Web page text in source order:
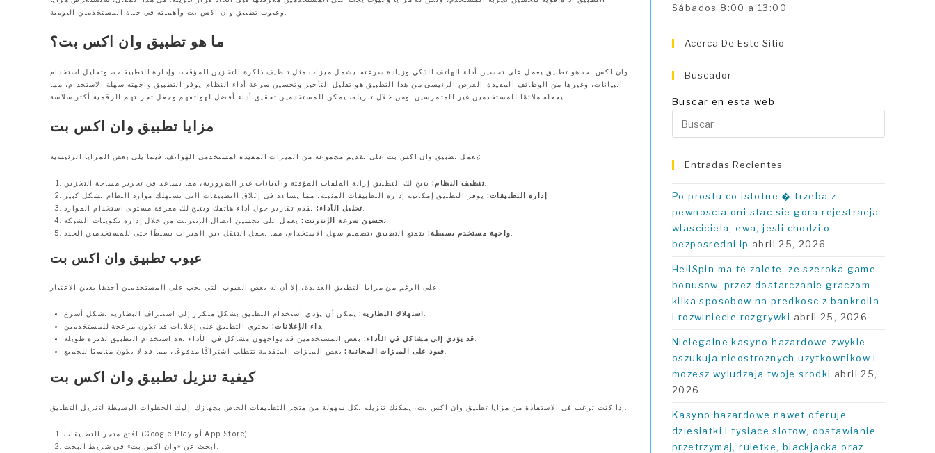
ما هو تطبيق وان اكس بت؟
وان اكس بت هو تطبيق يعمل على تحسين أداء الهاتف الذكي وزيادة سرعته. يشمل ميزات مثل تنظيف ذاكرة التخزين المؤقت، وإدارة التطبيقات، وتحليل استخدام
البيانات، وغيرها من الوظائف المفيدة. الغرض الرئيسي من هذا التطبيق هو تقليل التأخير وتحسين سرعة أداء النظام. يوفر التطبيق واجهته سهلة الاستخدام، مما
مزايا تطبيق وان اكس بت
يعمل تطبيق وان اكس بت على تقديم مجموعة من الميزات المفيدة لمستخدمي الهواتف. فيما يلي بعض المزايا الرئيسية:
تنظيف النظام:
إدارة التطبيقات:
تحليل الأداء:
تحسين سرعة الإنترنت:
واجهة مستخدم بسيطة:
عيوب تطبيق وان اكس بت
على الرغم من مزايا التطبيق العديدة، إلا أن له بعض العيوب التي يجب على المستخدمين أخذها بعين الاعتبار:
استهلاك البطارية:
داء الإعلانات:
قد يؤدي إلى مشاكل في الأداء:
قيود على الميزات المجانية:
كيفية تنزيل تطبيق وان اكس بت
إذا كنت ترغب في الاستفادة من مزايا تطبيق وان اكس بت، يمكنك تنزيله بكل سهولة من متجر التطبيقات الخاص بجهازك. إليك الخطوات البسيطة لتنزيل التطبيق:
افتح متجر التطبيقات (Google Play أو App Store).
Sábados 8:00 a 13:00
Acerca De Este Sitio
Buscador
Buscar en esta web
Escape
Entradas Recientes
Po prostu co istotne � trzeba z
pewnoscia oni stac sie gora rejestracja
wlasciciela, ewa, jesli chodzi o
bezposredni Ip abril 25, 2026
HellSpin ma te zalete, ze szeroka game
bonusow, przez dostarczanie graczom
kilka sposobow na predkosc z bankrolla
i rozwiniecie rozgrywki abril 25, 2026
Nielegalne kasyno hazardowe zwykle
oszukuja nieostroznych uzytkownikow i
mozesz wyludzaja twoje srodki abril 25,
2026
Kasyno hazardowe nawet oferuje
dziesiatki i tysiace slotow, obstawianie
przetrzymaj, ruletke, blackjacka oraz